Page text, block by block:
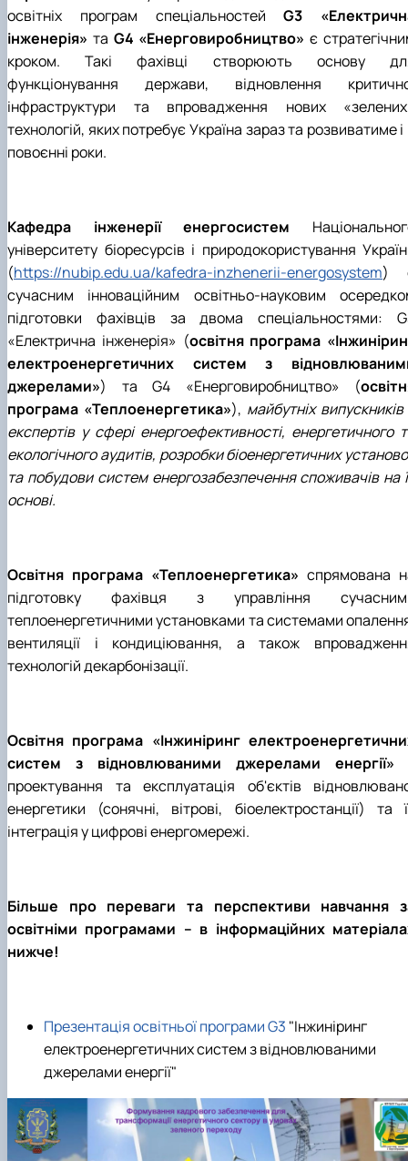
Навчальні та виробничі практики -
"Теплоенергетика"
Вибіркові дисципліни
освітніх програм спеціальностейG3
інженерія» та G4 «Енерговиробництво» є
кроком. Такі фахівці створюють основу
функціонування держави, відновлення
інфраструктури та впровадження нових
технологій, яких потребує Україна зараз та розвиватиме і
повоєнні роки.
Кафедра інженерії енергосистем
університету біоресурсів і природокористування
(https://nubip.edu.ua/kafedra-inzhenerii-energosystem)
сучасним інноваційним освітньо-науковим
підготовки фахівців за двома спеціальностями:
«Електрична інженерія» (освітня програма
електроенергетичних систем з
джерелами») та G4 «Енерговиробництво» (
програма «Теплоенергетика»), майбутніх
експертів у сфері енергоефективності, енергетичного
екологічного аудитів, розробки біоенергетичних
та побудови систем енергозабезпечення споживачів на
основі.
Освітня програма «Теплоенергетика» спрямована
підготовку фахівця з управління
теплоенергетичними установками та системами
вентиляції і кондиціювання, а також
технологій декарбонізації.
Освітня програма «Інжиніринг
систем з відновлюваними джерелами енергії»
проектування та експлуатація об'єктів
енергетики (сонячні, вітрові, біоелектростанції) та
інтеграція у цифрові енергомережі.
Більше про переваги та перспективи навчання
освітніми програмами – в інформаційних
нижче!
Презентація освітньої програми G3 "Інжиніринг
електроенергетичних систем з відновлюваними
джерелами енергії"